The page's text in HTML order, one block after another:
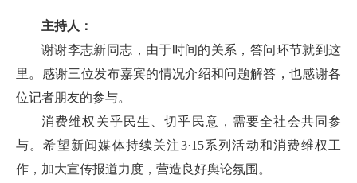
主持人：
谢谢李志新同志，由于时间的关系，答问环节就到这
里。感谢三位发布嘉宾的情况介绍和问题解答，也感谢各
位记者朋友的参与。
消费维权关乎民生、切乎民意，需要全社会共同参
与。希望新闻媒体持续关注3·15系列活动和消费维权工
作，加大宣传报道力度，营造良好舆论氛围。